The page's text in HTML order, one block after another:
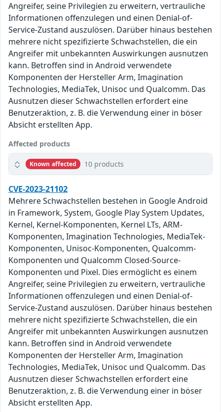
Angreifer, seine Privilegien zu erweitern, vertrauliche
Informationen offenzulegen und einen Denial-of-
Service-Zustand auszulösen. Darüber hinaus bestehen
mehrere nicht spezifizierte Schwachstellen, die ein
Angreifer mit unbekannten Auswirkungen ausnutzen
kann. Betroffen sind in Android verwendete
Komponenten der Hersteller Arm, Imagination
Technologies, MediaTek, Unisoc und Qualcomm. Das
Ausnutzen dieser Schwachstellen erfordert eine
Benutzeraktion, z. B. die Verwendung einer in böser
Absicht erstellten App.
Affected products
Known affected 10 products
CVE-2023-21102
Mehrere Schwachstellen bestehen in Google Android
in Framework, System, Google Play System Updates,
Kernel, Kernel-Komponenten, Kernel LTs, ARM-
Komponenten, Imagination Technologies, MediaTek-
Komponenten, Unisoc-Komponenten, Qualcomm-
Komponenten und Qualcomm Closed-Source-
Komponenten und Pixel. Dies ermöglicht es einem
Angreifer, seine Privilegien zu erweitern, vertrauliche
Informationen offenzulegen und einen Denial-of-
Service-Zustand auszulösen. Darüber hinaus bestehen
mehrere nicht spezifizierte Schwachstellen, die ein
Angreifer mit unbekannten Auswirkungen ausnutzen
kann. Betroffen sind in Android verwendete
Komponenten der Hersteller Arm, Imagination
Technologies, MediaTek, Unisoc und Qualcomm. Das
Ausnutzen dieser Schwachstellen erfordert eine
Benutzeraktion, z. B. die Verwendung einer in böser
Absicht erstellten App.